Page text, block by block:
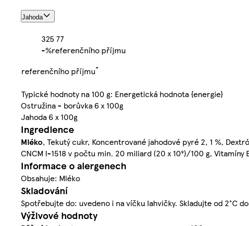
Jahoda
32577
-%referenčního příjmu
referenčního příjmu*
Typické hodnoty na 100 g: Energetická hodnota {energie}
Ostružina - borůvka 6 x 100g
Jahoda 6 x 100g
Ingredience
Mléko, Tekutý cukr, Koncentrované jahodové pyré 2, 1 %,
CNCM I-1518 v počtu min. 20 miliard (20 x 10⁹)/100 g, Vitamíny
Informace o alergenech
Obsahuje: Mléko
Skladování
Spotřebujte do: uvedeno i na víčku lahvičky. Skladujte od 2°C do
Výživové hodnoty